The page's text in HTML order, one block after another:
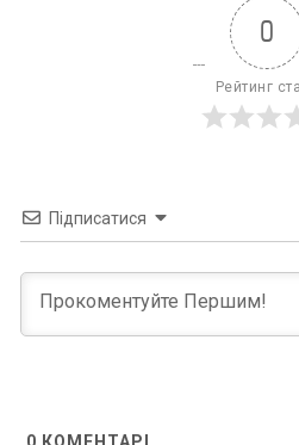
0
Рейтинг
Підписатися